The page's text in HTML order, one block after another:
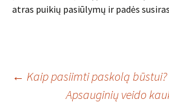
atras puikių pasiūlymų ir padės
Įrašo
← Kaip pasiimti paskolą būstui?
Apsauginių veido